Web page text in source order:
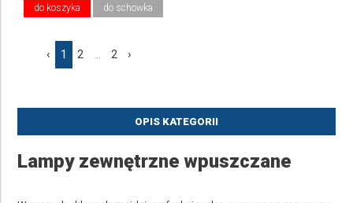
do koszyka do schowka
‹ 1 2 ... 2 ›
OPIS KATEGORII
Lampy zewnętrzne wpuszczane